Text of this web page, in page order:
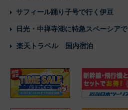
サフィール踊り子号で行く伊豆
日光・中禅寺湖に特急スペーシアで
楽天トラベル 国内宿泊